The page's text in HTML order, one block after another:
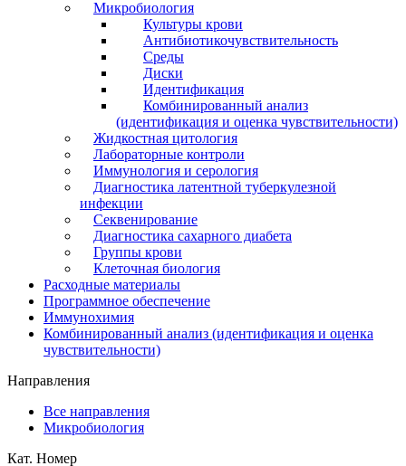
Микробиология
Культуры крови
Антибиотикочувствительность
Среды
Диски
Идентификация
Комбинированный анализ
(идентификация и оценка чувствительности)
Жидкостная цитология
Лабораторные контроли
Иммунология и серология
Диагностика латентной туберкулезной
инфекции
Секвенирование
Диагностика сахарного диабета
Группы крови
Клеточная биология
Расходные материалы
Программное обеспечение
Иммунохимия
Комбинированный анализ (идентификация и оценка
чувствительности)
Направления
Все направления
Микробиология
Кат. Номер